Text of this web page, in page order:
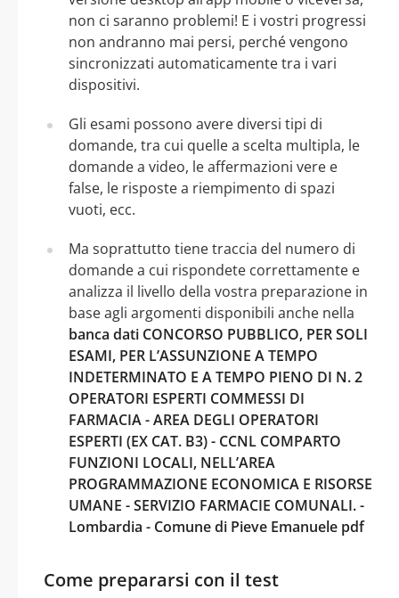
non ci saranno problemi! E i vostri progressi
non andranno mai persi, perché vengono
sincronizzati automaticamente tra i vari
dispositivi.
Gli esami possono avere diversi tipi di
domande, tra cui quelle a scelta multipla, le
domande a video, le affermazioni vere e
false, le risposte a riempimento di spazi
vuoti, ecc.
Ma soprattutto tiene traccia del numero di
domande a cui rispondete correttamente e
analizza il livello della vostra preparazione in
base agli argomenti disponibili anche nella
banca dati CONCORSO PUBBLICO, PER SOLI
ESAMI, PER L’ASSUNZIONE A TEMPO
INDETERMINATO E A TEMPO PIENO DI N. 2
OPERATORI ESPERTI COMMESSI DI
FARMACIA - AREA DEGLI OPERATORI
ESPERTI (EX CAT. B3) - CCNL COMPARTO
FUNZIONI LOCALI, NELL’AREA
PROGRAMMAZIONE ECONOMICA E RISORSE
UMANE - SERVIZIO FARMACIE COMUNALI. -
Lombardia - Comune di Pieve Emanuele pdf
Come prepararsi con il test